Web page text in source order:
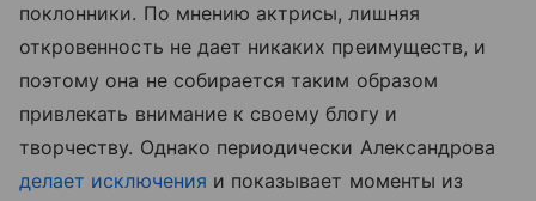
поклонники. По мнению актрисы, лишняя
откровенность не дает никаких преимуществ, и
поэтому она не собирается таким образом
привлекать внимание к своему блогу и
творчеству. Однако периодически Александрова
делает исключения и показывает моменты из